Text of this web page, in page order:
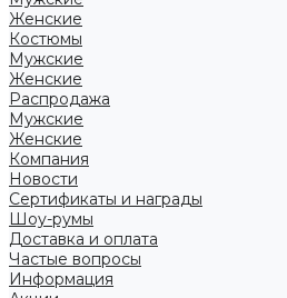
Женские
Костюмы
Мужские
Женские
Распродажа
Мужские
Женские
Компания
Новости
Сертификаты и награды
Шоу-румы
Доставка и оплата
Частые вопросы
Информация